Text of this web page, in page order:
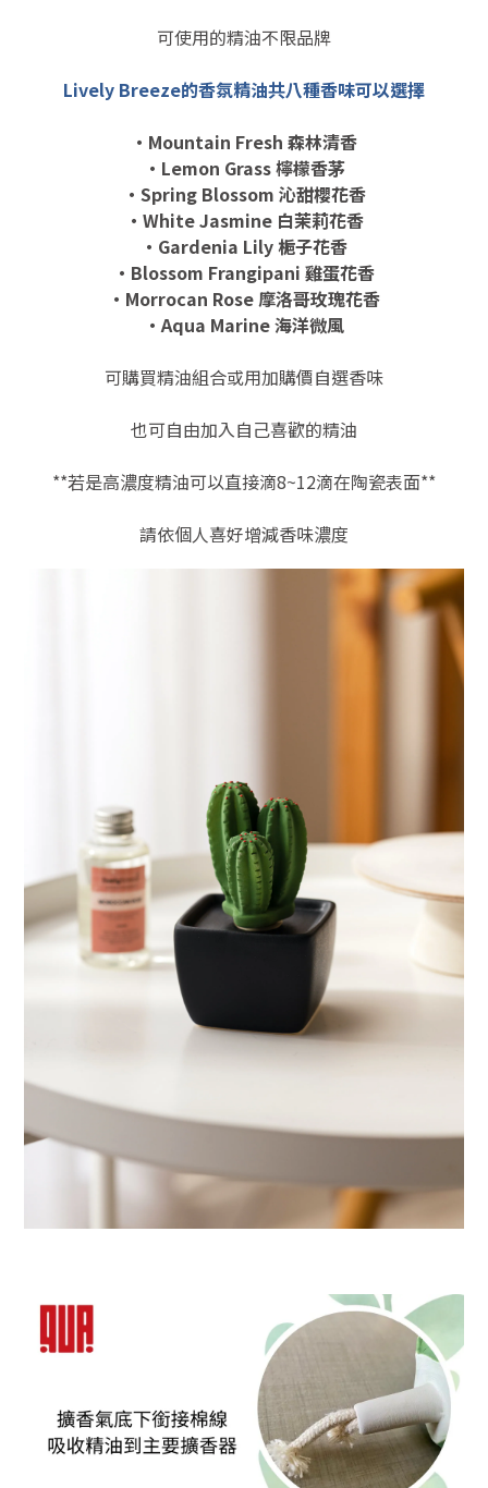
可使用的精油不限品牌
Lively Breeze的香氛精油共八種香味可以選擇
・Mountain Fresh 森林清香
・Lemon Grass 檸檬香茅
・Spring Blossom 沁甜櫻花香
・White Jasmine 白茉莉花香
・Gardenia Lily 梔子花香
・Blossom Frangipani 雞蛋花香
・Morrocan Rose 摩洛哥玫瑰花香
・Aqua Marine 海洋微風
可購買精油組合或用加購價自選香味
也可自由加入自己喜歡的精油
**若是高濃度精油可以直接滴8~12滴在陶瓷表面**
請依個人喜好增減香味濃度